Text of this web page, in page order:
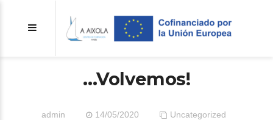
…Volvemos!
admin 14/05/2020 Uncategorized